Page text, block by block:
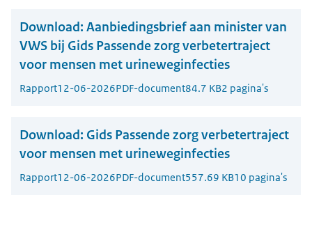
Download: Aanbiedingsbrief aan minister van
VWS bij Gids Passende zorg verbetertraject
voor mensen met urineweginfecties
Rapport12-06-2026PDF-document84.7 KB2 pagina's
Download: Gids Passende zorg verbetertraject
voor mensen met urineweginfecties
Rapport12-06-2026PDF-document557.69 KB10 pagina's